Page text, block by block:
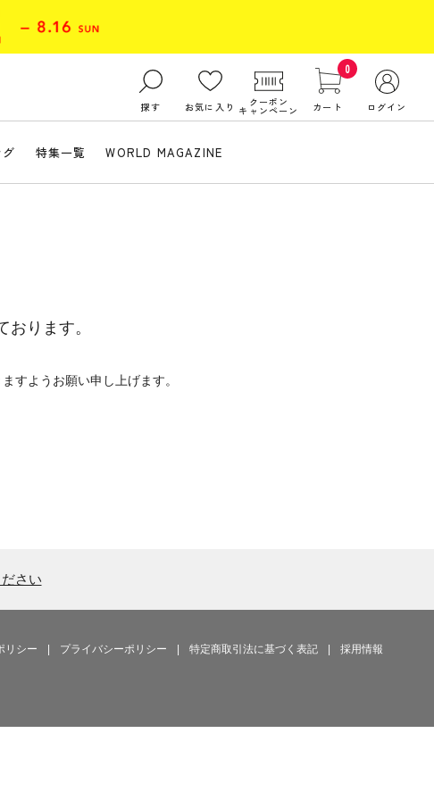
探す お気に入り クーポン
キャンペーン
0
カート ログイン
特集一覧 WORLD MAGAZINE
ります。
すようお願い申し上げます。
さい
リシー プライバシーポリシー 特定商取引法に基づく表記 採用情報